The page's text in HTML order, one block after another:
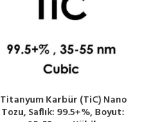
Titanyum Karbür (TiC) Nano
Tozu, Saflık: 99.5+%, Boyut: